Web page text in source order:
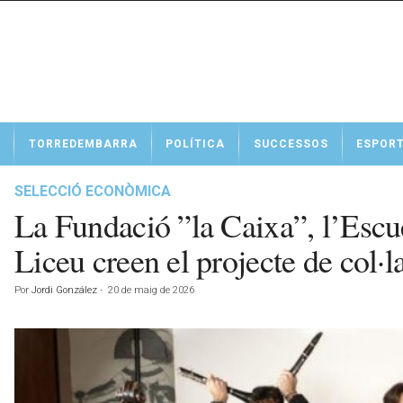
t
TORREDEMBARRA POLÍTICA SUCCESSOS
SELECCIÓ ECONÒMICA
La Fundació ”la Caixa”,
Liceu creen el projecte de
Por Jordi González - 20 de maig de 2026